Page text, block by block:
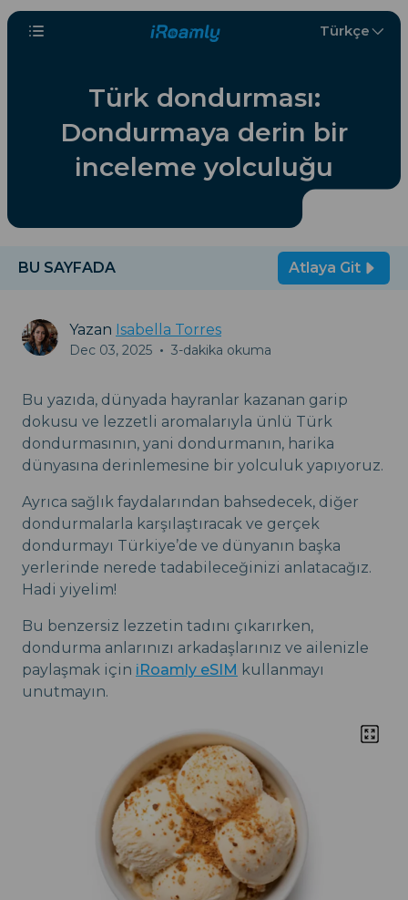
Türkçe
Türk dondurması:
Dondurmaya derin bir
inceleme yolculuğu
BU SAYFADA Atlaya Git
Yazan Isabella Torres
Dec 03, 2025 • 3-dakika okuma
Bu yazıda, dünyada hayranlar kazanan garip
dokusu ve lezzetli aromalarıyla ünlü Türk
dondurmasının, yani dondurmanın, harika
dünyasına derinlemesine bir yolculuk yapıyoruz.
Ayrıca sağlık faydalarından bahsedecek, diğer
dondurmalarla karşılaştıracak ve gerçek
dondurmayı Türkiye’de ve dünyanın başka
yerlerinde nerede tadabileceğinizi anlatacağız.
Hadi yiyelim!
Bu benzersiz lezzetin tadını çıkarırken,
dondurma anlarınızı arkadaşlarınız ve ailenizle
paylaşmak için iRoamly eSIM kullanmayı
unutmayın.